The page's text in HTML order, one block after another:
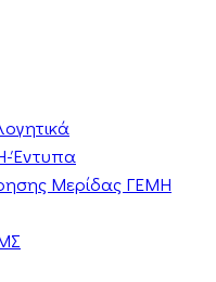
Έντυπα
Μερίδας ΓΕΜΗ